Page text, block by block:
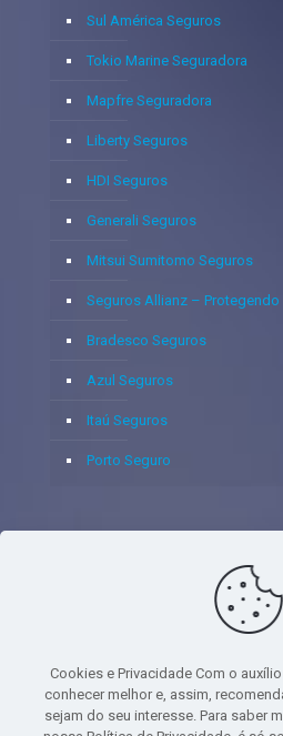
Sul América Seguros
Tokio Marine Seguradora
Mapfre Seguradora
Liberty Seguros
HDI Seguros
Generali Seguros
Mitsui Sumitomo Seguros
Seguros Allianz – Protegendo
Bradesco Seguros
Azul Seguros
Itaú Seguros
Porto Seguro
© 2020 - Yoshie & Maia Corretora
05.459.716/0001-75 - SUSEP:
PAVIMENTO - CEP 06.020-012 -
TELEFONE - (11)
Cookies e Privacidade Com o
conhecer melhor e, assim,
sejam do seu interesse. Para saber